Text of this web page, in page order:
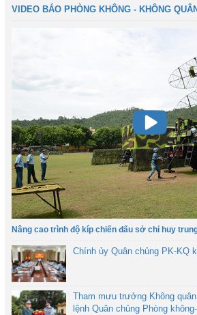
VIDEO BÁO PHÒNG KHÔNG - KHÔNG QUÂN
Nâng cao trình độ kíp chiến đấu sở chỉ huy
Chính ủy Quân chủng PK-KQ
Tham mưu trưởng Không
lệnh Quân chủng Phòng